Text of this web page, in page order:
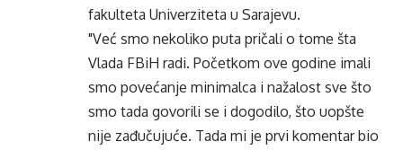
fakulteta Univerziteta u Sarajevu.
"Već smo nekoliko puta pričali o tome šta
Vlada FBiH radi. Početkom ove godine imali
smo povećanje minimalca i nažalost sve što
smo tada govorili se i dogodilo, što uopšte
nije zađučujuće. Tada mi je prvi komentar bio